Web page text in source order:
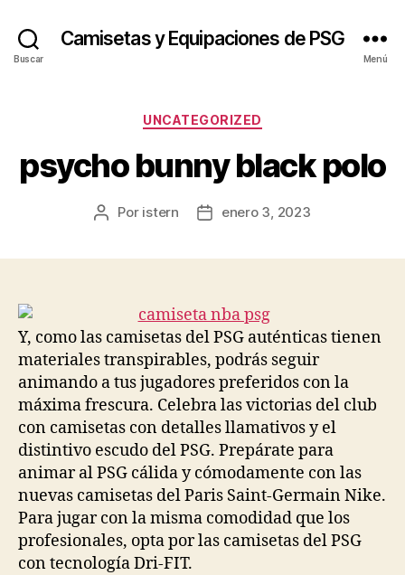
Buscar
Camisetas y Equipaciones de PSG
Menú
Categorías
UNCATEGORIZED
psycho bunny black polo
Autor
Por istern
Fechaenero 3, 2023
Y, como las camisetas del PSG auténticas tienen
materiales transpirables, podrás seguir
animando a tus jugadores preferidos con la
máxima frescura. Celebra las victorias del club
con camisetas con detalles llamativos y el
distintivo escudo del PSG. Prepárate para
animar al PSG cálida y cómodamente con las
nuevas camisetas del Paris Saint-Germain Nike.
Para jugar con la misma comodidad que los
profesionales, opta por las camisetas del PSG
con tecnología Dri-FIT.